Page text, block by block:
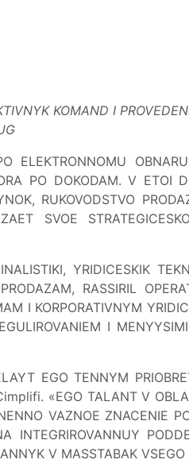
KOMAND I
ELEKTRONNOMU
PO DOKODAM. V ETOI
RUKOVODSTVO
SVOE
YRIDICESKIK
RASSIRIL
I KORPORATIVNYM
I
EGO TENNYM
«EGO TALANT V
VAZNOE ZNACENIE
V MASSTABAK VSEGO